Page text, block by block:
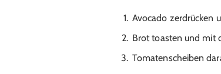
Avocado zerdrücken
Brot toasten und mit
Tomatenscheiben